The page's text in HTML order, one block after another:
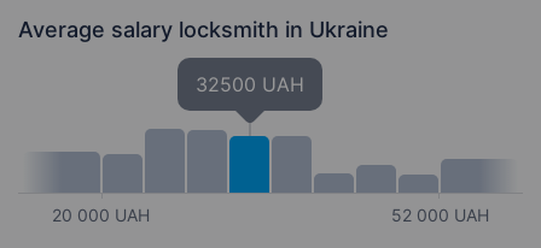
Average salary locksmith in Ukraine
20 000 UAH
32500 UAH
52 000 UAH